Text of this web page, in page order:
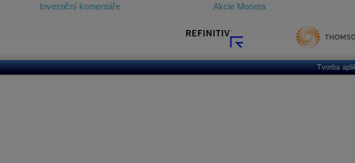
Investiční komentáře
Akcie Moneta
Tvorba